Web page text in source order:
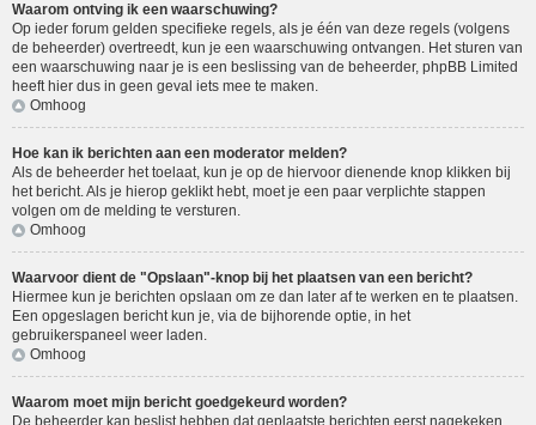
Waarom ontving ik een waarschuwing?
Op ieder forum gelden specifieke regels, als je één van deze regels (volgens
de beheerder) overtreedt, kun je een waarschuwing ontvangen. Het sturen van
een waarschuwing naar je is een beslissing van de beheerder, phpBB Limited
heeft hier dus in geen geval iets mee te maken.
Omhoog
Hoe kan ik berichten aan een moderator melden?
Als de beheerder het toelaat, kun je op de hiervoor dienende knop klikken bij
het bericht. Als je hierop geklikt hebt, moet je een paar verplichte stappen
volgen om de melding te versturen.
Omhoog
Waarvoor dient de "Opslaan"-knop bij het plaatsen van een bericht?
Hiermee kun je berichten opslaan om ze dan later af te werken en te plaatsen.
Een opgeslagen bericht kun je, via de bijhorende optie, in het
gebruikerspaneel weer laden.
Omhoog
Waarom moet mijn bericht goedgekeurd worden?